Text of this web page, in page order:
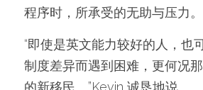
程序时，所承受的无助与压力。
“即使是英文能力较好的人，也
制度差异而遇到困难，更何况
的新移民。”Kevin 诚恳地说。